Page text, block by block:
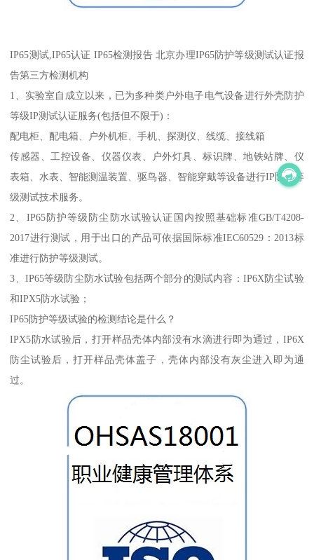
IP65测试,IP65认证 IP65检测报告 北京办理IP65防护等级测试认证报
告第三方检测机构
1、实验室自成立以来，已为多种类户外电子电气设备进行外壳防护
等级IP测试认证服务(包括但不限于)：
配电柜、配电箱、户外机柜、手机、探测仪、线缆、接线箱
传感器、工控设备、仪器仪表、户外灯具、标识牌、地铁站牌、仪
表箱、水表、智能测温装置、驱鸟器、智能穿戴等设备进行IP防护等
级测试技术服务。
2、IP65防护等级防尘防水试验认证国内按照基础标准GB/T4208-
2017进行测试，用于出口的产品可依据国际标准IEC60529：2013标
准进行防护等级测试。
3、IP65等级防尘防水试验包括两个部分的测试内容：IP6X防尘试验
和IPX5防水试验；
IP65防护等级试验的检测结论是什么？
IPX5防水试验后，打开样品壳体内部没有水滴进行即为通过，IP6X
防尘试验后，打开样品壳体盖子，壳体内部没有灰尘进入即为通
过。